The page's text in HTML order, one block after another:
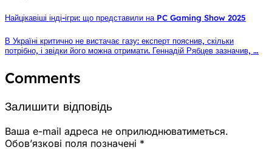
Найцікавіші інді-ігри: що представили на PC Gaming Show 2025
В Україні критично не вистачає газу: експерт пояснив, скільки
потрібно, і звідки його можна отримати. Геннадій Рябцев зазначив, …
Comments
Залишити відповідь
Ваша e-mail адреса не оприлюднюватиметься.
Обов’язкові поля позначені *